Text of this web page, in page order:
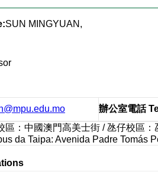
SUN MINGYUAN,
辦公室電話
區：中國澳門高美士街 / 氹仔校區：
da Taipa: Avenida Padre Tomás